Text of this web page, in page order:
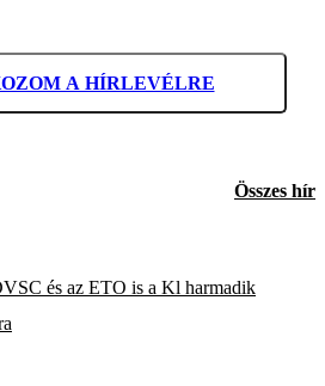
A HÍRLEVÉLRE
Összes hír
és az ETO is a Kl harmadik